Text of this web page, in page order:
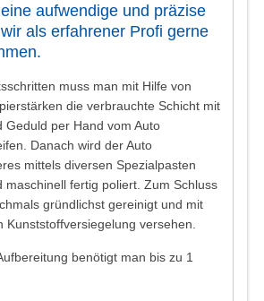
aufwendige und präzise
als erfahrener Profi gerne
muss man mit Hilfe von
die verbrauchte Schicht mit
Geduld per Hand vom Auto
Danach wird der Auto
mittels diversen Spezialpasten
maschinell fertig poliert. Zum Schluss
gründlichst gereinigt und mit
Kunststoffversiegelung versehen.
benötigt man bis zu 1